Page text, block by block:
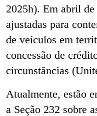
2025h). Em abril
ajustadas para
de veículos em
concessão de
circunstâncias
Atualmente, estão
a Seção 232 sobre